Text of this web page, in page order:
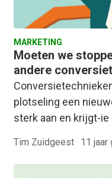
MARKETING
Moeten we
andere
plotseling een
sterk aan en krijgt-
Tim Zuidgeest · 11 jaar